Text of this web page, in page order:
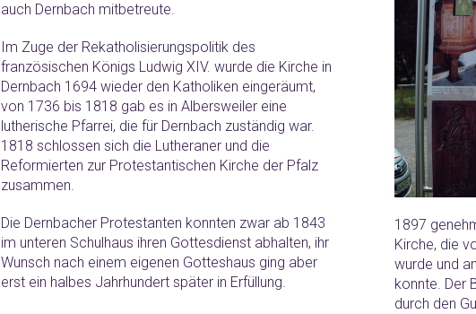
auch Dernbach mitbetreute.
Im Zuge der Rekatholisierungspolitik des
französischen Königs Ludwig XIV. wurde die Kirche in
Dernbach 1694 wieder den Katholiken eingeräumt,
von 1736 bis 1818 gab es in Albersweiler eine
lutherische Pfarrei, die für Dernbach zuständig war.
1818 schlossen sich die Lutheraner und die
Reformierten zur Protestantischen Kirche der Pfalz
zusammen.
Die Dernbacher Protestanten konnten zwar ab 1843
im unteren Schulhaus ihren Gottesdienst abhalten, ihr
Wunsch nach einem eigenen Gotteshaus ging aber
erst ein halbes Jahrhundert später in Erfüllung.
1897
Kirche, die
wurde und
konnte. Der
durch den